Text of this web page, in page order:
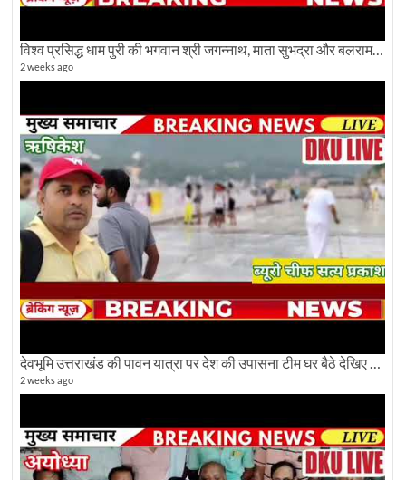
विश्व प्रसिद्ध धाम पुरी की भगवान श्री जगन्नाथ, माता सुभद्रा और बलराम जी की भव्य शोभा यात्रा देखिए
2 weeks ago
देवभूमि उत्तराखंड की पावन यात्रा पर देश की उपासना टीम घर बैठे देखिए अलौकिक दृश्य
2 weeks ago